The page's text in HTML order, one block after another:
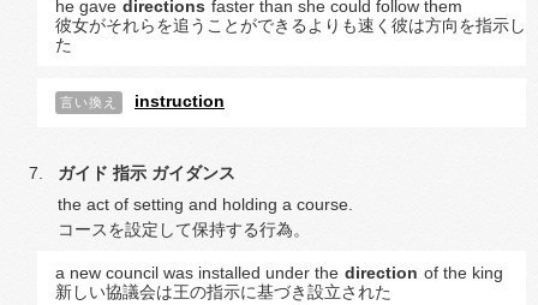
he gave directions faster than she could follow them
彼女がそれらを追うことができるよりも速く彼は方向を指示し
た
言い換え instruction
ガイド 指示 ガイダンス
the act of setting and holding a course.
コースを設定して保持する行為。
a new council was installed under the direction of the king
新しい協議会は王の指示に基づき設立された